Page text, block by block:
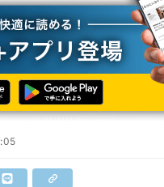
業動向
に早期退職350人募集
門で新たに早期退